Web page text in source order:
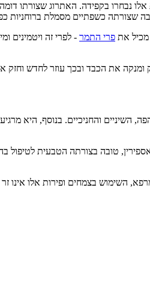
אלו נבחרו בקפידה. האתרוג שצורתו
את פרי התמר - לפרי זה ויטמינים
השיניים והחניכיים. בנוסף, היא
טובה בצורתה הטבעית לטיפול
השימוש בצמחים ופירות אלו אינו